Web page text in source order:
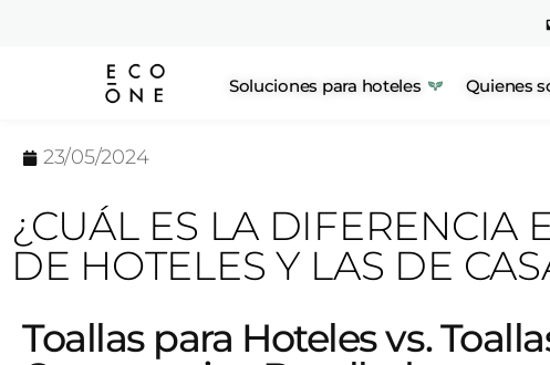
Soluciones para hoteles Quienes
23/05/2024
¿CUÁL ES LA DIFERENCIA
DE HOTELES Y LAS DE
Toallas para Hoteles vs.